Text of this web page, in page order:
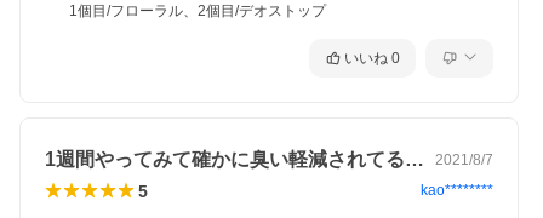
1個目/フローラル、2個目/デオストップ
いいね 0
1週間やってみて確かに臭い軽減されてる… 2021/8/7
5 kao********